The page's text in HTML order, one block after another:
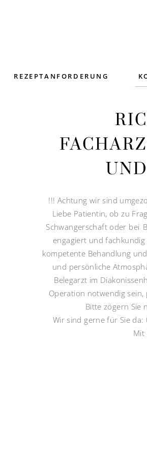
REZEPTANFORDERUNG
!!! Achtung wir sind
Liebe Patientin, ob zu
Schwangerschaft oder bei
engagiert und
kompetente Behandlung
und persönliche
Belegarzt im
Operation notwendig sein,
Bitte zögern Sie
Wir sind gerne für Sie
Mit